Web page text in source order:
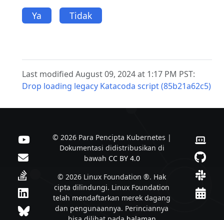
Ya Tidak
Last modified August 09, 2024 at 1:17 PM PST:
Drop loading legacy Katacoda script (85b21a62c5)
© 2026 Para Pencipta Kubernetes |
Dokumentasi didistribusikan di
bawah CC BY 4.0
© 2026 Linux Foundation ®. Hak
cipta dilindungi. Linux Foundation
telah mendaftarkan merek dagang
dan pengunaannya. Perinciannya